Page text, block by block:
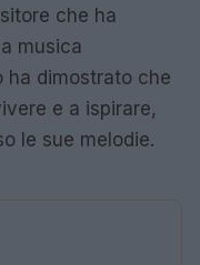
che ha
musica
ha dimostrato che
e a ispirare,
le sue melodie.